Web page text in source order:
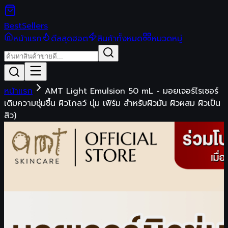
BestSellers
หน้าแรก
ดีลสุดฮอต สินค้าทั้งหมด หมวดหมู่
หน้าแรก
AMT Light Emulsion 50 mL - มอยเจอร์ไรเซอร์
เติมความชุ่มชื้น ผิวโกลว์ นุ่ม เฟิร์ม สำหรับผิวมัน ผิวผสม ผิวเป็น
สิว)